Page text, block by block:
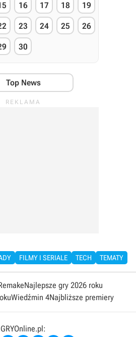
16 17 18 19
23 24 25 26
30
Top News
FILMY I SERIALE TECH TEMATY
Najlepsze gry 2026 roku
Wiedźmin 4Najbliższe premiery
GRYOnline.pl: